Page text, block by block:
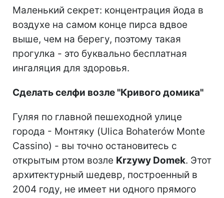
Маленький секрет: концентрация йода в
воздухе на самом конце пирса вдвое
выше, чем на берегу, поэтому такая
прогулка - это буквально бесплатная
ингаляция для здоровья.
Сделать селфи возле "Кривого домика"
Гуляя по главной пешеходной улице
города - Монтяку (Ulica Bohaterów Monte
Cassino) - вы точно остановитесь с
открытым ртом возле Krzywy Domek. Этот
архитектурный шедевр, построенный в
2004 году, не имеет ни одного прямого